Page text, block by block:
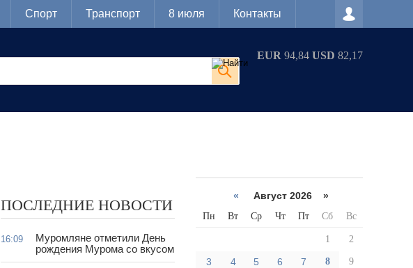
Спорт Транспорт 8 июля Контакты
EUR 94,84 USD 82,17
ПОСЛЕДНИЕ НОВОСТИ
16:09
Муромляне отметили День
рождения Мурома со вкусом
« Август 2026 »
Пн Вт Ср Чт Пт Сб Вс
1 2
3 4 5 6 7 8 9